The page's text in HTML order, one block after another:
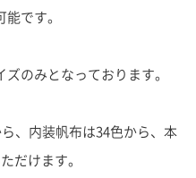
です。
のみとなっております。
、内装帆布は34色から、本
だけます。